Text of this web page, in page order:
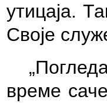
утицаја.
Своје
време